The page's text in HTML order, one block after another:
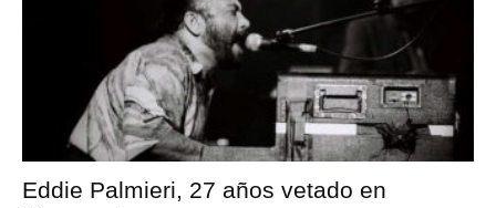
Eddie Palmieri, 27 años vetado en